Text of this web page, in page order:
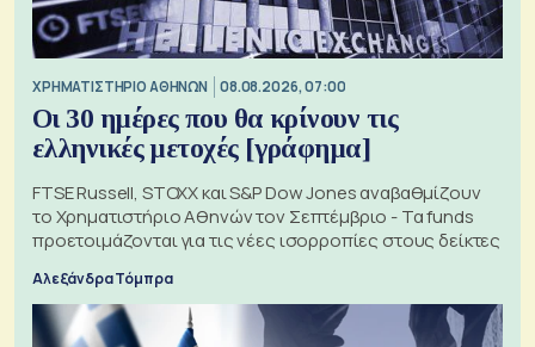
XΡΗΜΑΤΙΣΤΗΡΙΟ ΑΘΗΝΩΝ 08.08.2026, 07:00
Οι 30 ημέρες που θα κρίνουν τις
ελληνικές μετοχές [γράφημα]
FTSE Russell, STOXX και S&P Dow Jones αναβαθμίζουν
το Χρηματιστήριο Αθηνών τον Σεπτέμβριο - Τα funds
προετοιμάζονται για τις νέες ισορροπίες στους δείκτες
Αλεξάνδρα Τόμπρα